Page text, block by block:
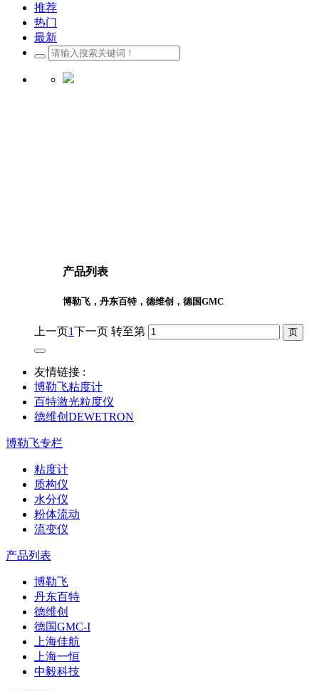
推荐
热门
最新
产品列表
博勒飞，丹东百特，德维创，德国GMC
上一页1下一页 转至第
友情链接 :
博勒飞粘度计
百特激光粒度仪
德维创DEWETRON
博勒飞专栏
粘度计
质构仪
水分仪
粉体流动
流变仪
产品列表
博勒飞
丹东百特
德维创
德国GMC-I
上海佳航
上海一恒
中毅科技